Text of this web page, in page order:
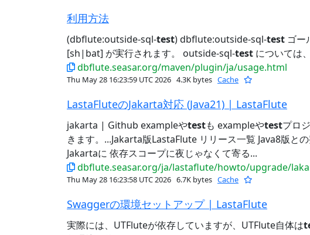
利用方法
(dbflute:outside-sql-test) dbflute:outside-sql-test ゴー
[sh|bat] が実行されます。 outside-sql-test については
dbflute.seasar.org/maven/plugin/ja/usage.html
Thu May 28 16:23:59 UTC 2026 4.3K bytes Cache
LastaFluteのJakarta対応 (Java21) | LastaFlute
jakarta | Github exampleやtestも exampleやtestプロ
きます。...Jakarta版LastaFlute リリース一覧 Java8版と
Jakartaに 依存スコープに夜じゃなくて寄る...
dbflute.seasar.org/ja/lastaflute/howto/upgrade/
Thu May 28 16:23:58 UTC 2026 6.7K bytes Cache
Swaggerの環境セットアップ | LastaFlute
実際には、UTFluteが依存していますが、UTFlute自体は